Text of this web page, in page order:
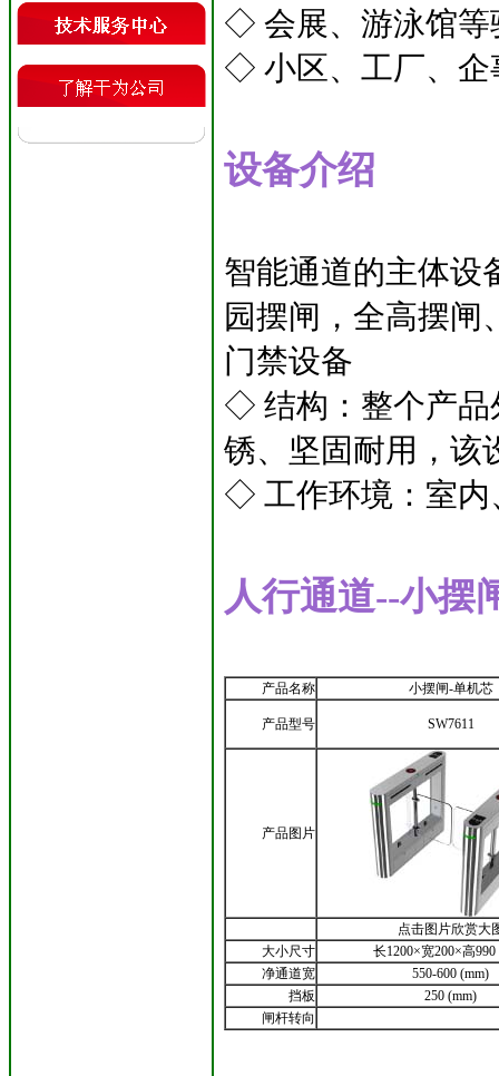
◇ 会展、游泳馆等
◇ 小区、工厂、企
设备介绍
智能通道的主体设
园摆闸，全高摆闸
门禁设备
◇ 结构：整个产品
锈、坚固耐用，该
◇ 工作环境：室内
人行通道--小摆
产品名称 小摆闸-单机芯
产品型号 SW7611
产品图片
点击图片欣赏大
大小尺寸
长1200×宽200×高990
净通道宽
550-600 (mm)
挡板
250 (mm)
闸杆转向